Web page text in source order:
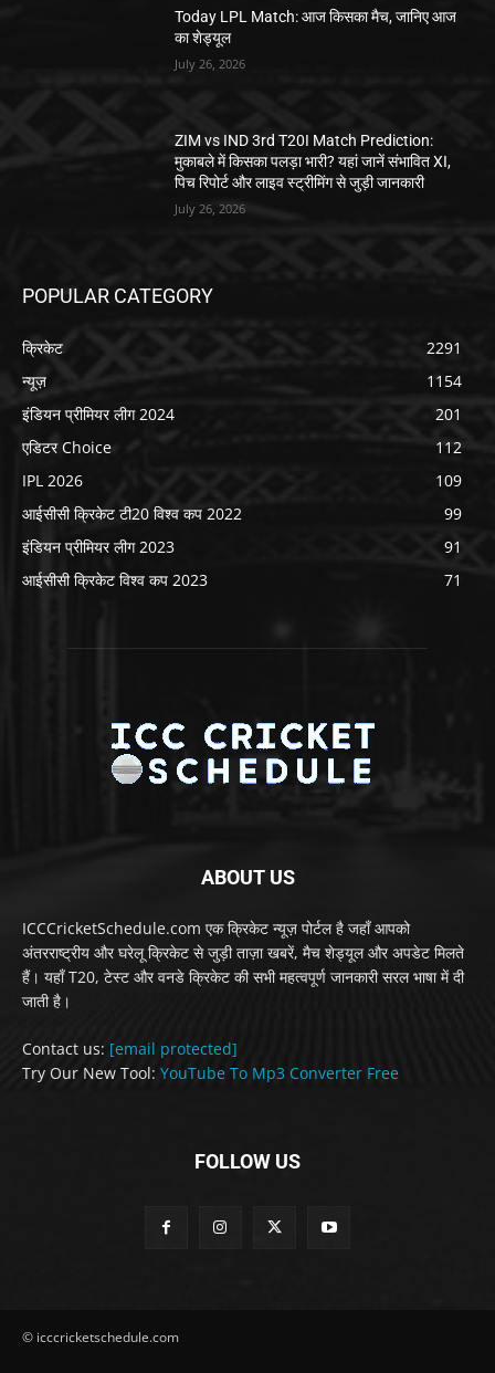
Today LPL Match: आज किसका मैच, जानिए आज
का शेड्यूल
July 26, 2026
ZIM vs IND 3rd T20I Match Prediction:
मुकाबले में किसका पलड़ा भारी? यहां जानें संभावित XI,
पिच रिपोर्ट और लाइव स्ट्रीमिंग से जुड़ी जानकारी
July 26, 2026
POPULAR CATEGORY
क्रिकेट
2291
न्यूज़
1154
इंडियन प्रीमियर लीग 2024
201
एडिटर Choice
112
IPL 2026
109
आईसीसी क्रिकेट टी20 विश्व कप 2022
99
इंडियन प्रीमियर लीग 2023
91
आईसीसी क्रिकेट विश्व कप 2023
71
ABOUT US
ICCCricketSchedule.com एक क्रिकेट न्यूज़ पोर्टल है जहाँ आपको
अंतरराष्ट्रीय और घरेलू क्रिकेट से जुड़ी ताज़ा खबरें, मैच शेड्यूल और अपडेट मिलते
हैं। यहाँ T20, टेस्ट और वनडे क्रिकेट की सभी महत्वपूर्ण जानकारी सरल भाषा में दी
जाती है।
Contact us: [email protected]
Try Our New Tool: YouTube To Mp3 Converter Free
FOLLOW US
© icccricketschedule.com